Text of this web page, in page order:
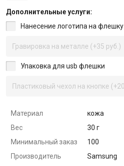
Дополнительные услуги:
Нанесение логотипа на флешку
Упаковка для usb флешки
Материал
кожа
Вес
30 г
Минимальный заказ
100
Производитель
Samsung